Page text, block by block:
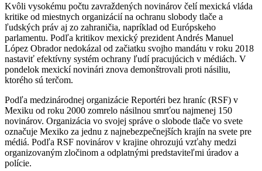
Kvôli vysokému počtu zavraždených novinárov čelí mexická vláda
kritike od miestnych organizácií na ochranu slobody tlače a
ľudských práv aj zo zahraničia, napríklad od Európskeho
parlamentu. Podľa kritikov mexický prezident Andrés Manuel
López Obrador nedokázal od začiatku svojho mandátu v roku 2018
nastaviť efektívny systém ochrany ľudí pracujúcich v médiách. V
pondelok mexickí novinári znova demonštrovali proti násiliu,
ktorého sú terčom.
Podľa medzinárodnej organizácie Reportéri bez hraníc (RSF) v
Mexiku od roku 2000 zomrelo násilnou smrťou najmenej 150
novinárov. Organizácia vo svojej správe o slobode tlače vo svete
označuje Mexiko za jednu z najnebezpečnejších krajín na svete pre
médiá. Podľa RSF novinárov v krajine ohrozujú vzťahy medzi
organizovaným zločinom a odplatnými predstaviteľmi úradov a
polície.